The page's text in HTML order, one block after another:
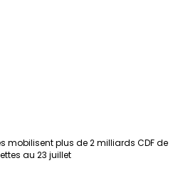
mobilisent plus de 2 milliards CDF de
au 23 juillet